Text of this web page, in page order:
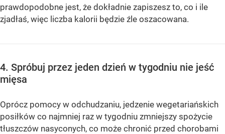
prawdopodobne jest, że dokładnie zapiszesz to, co i ile
zjadłaś, więc liczba kalorii będzie źle oszacowana.
4. Spróbuj przez jeden dzień w tygodniu nie jeść
mięsa
Oprócz pomocy w odchudzaniu, jedzenie wegetariańskich
posiłków co najmniej raz w tygodniu zmniejszy spożycie
tłuszczów nasyconych, co może chronić przed chorobami